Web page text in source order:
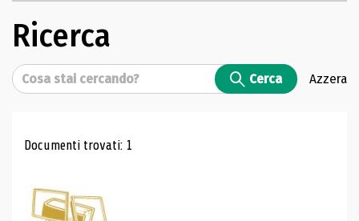
Ricerca
Cerca Cerca Azzera
Risultati di ricerca
Documenti trovati: 1